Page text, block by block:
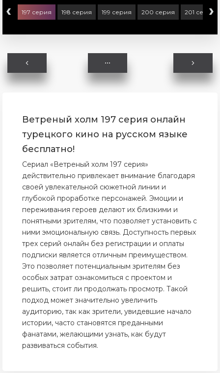
‹ 197 серия 198 серия 199 серия 200 серия 201 серия
›
Ветреный холм 197 серия онлайн
турецкого кино на русском языке
бесплатно!
Сериал «Ветреный холм 197 серия»
действительно привлекает внимание благодаря
своей увлекательной сюжетной линии и
глубокой проработке персонажей. Эмоции и
переживания героев делают их близкими и
понятными зрителям, что позволяет установить с
ними эмоциональную связь. Доступность первых
трех серий онлайн без регистрации и оплаты
подписки является отличным преимуществом.
Это позволяет потенциальным зрителям без
особых затрат ознакомиться с проектом и
решить, стоит ли продолжать просмотр. Такой
подход может значительно увеличить
аудиторию, так как зрители, увидевшие начало
истории, часто становятся преданными
фанатами, желающими узнать, как будут
развиваться события.